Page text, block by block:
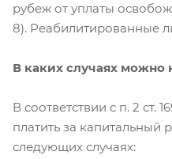
рубеж от уплаты
8). Реабилитированные
В каких случаях можно
В соответствии с п. 2
платить за капитальный
следующих случаях: